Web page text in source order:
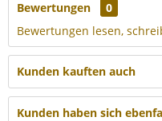
Bewertungen
0
Bewertungen lesen,
Kunden kauften auch
Kunden haben sich